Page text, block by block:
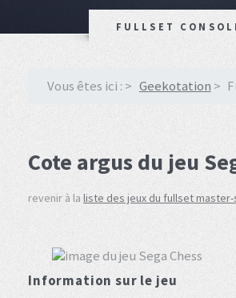
FULLSET
Vous êtes ici : Geekotation
Cote argus du jeu
revenir à la liste des jeux du fullset
Information sur le jeu